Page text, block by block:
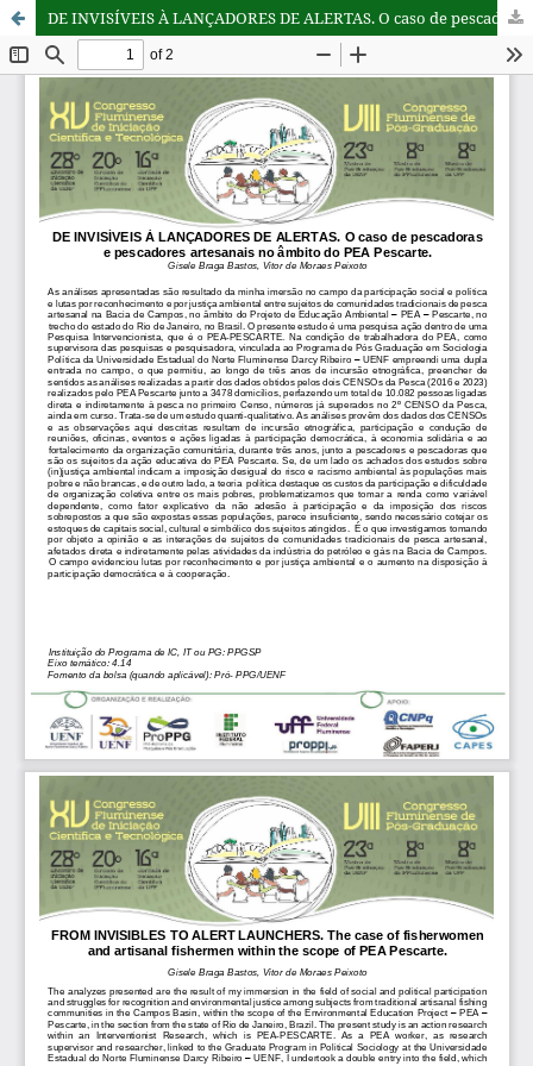
DE INVISÍVEIS À LANÇADORES DE ALERTAS. O caso de pescadoras e pescadores artesanais no âmbito do PEA Pescarte